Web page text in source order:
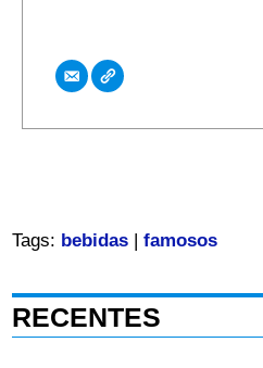
Tags: bebidas| famosos
RECENTES